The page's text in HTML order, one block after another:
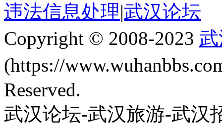
违法信息处理|武汉论坛
Copyright © 2008-2023
(https://
Reserved.
武汉论坛-武汉旅游-武汉